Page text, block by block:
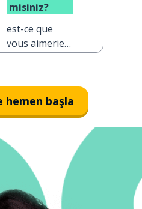
misiniz?
est-ce que
vous aimeriez
hemen başla